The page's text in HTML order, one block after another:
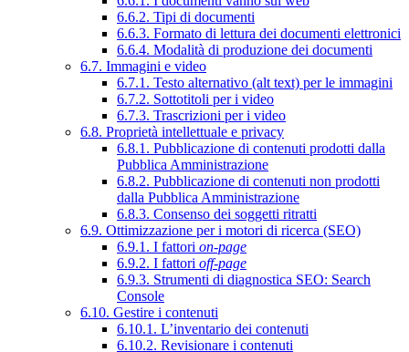
6.6.2. Tipi di documenti
6.6.3. Formato di lettura dei documenti elettronici
6.6.4. Modalità di produzione dei documenti
6.7. Immagini e video
6.7.1. Testo alternativo (alt text) per le immagini
6.7.2. Sottotitoli per i video
6.7.3. Trascrizioni per i video
6.8. Proprietà intellettuale e privacy
6.8.1. Pubblicazione di contenuti prodotti dalla
Pubblica Amministrazione
6.8.2. Pubblicazione di contenuti non prodotti
dalla Pubblica Amministrazione
6.8.3. Consenso dei soggetti ritratti
6.9. Ottimizzazione per i motori di ricerca (SEO)
6.9.1. I fattori on-page
6.9.2. I fattori off-page
6.9.3. Strumenti di diagnostica SEO: Search
Console
6.10. Gestire i contenuti
6.10.1. L’inventario dei contenuti
6.10.2. Revisionare i contenuti